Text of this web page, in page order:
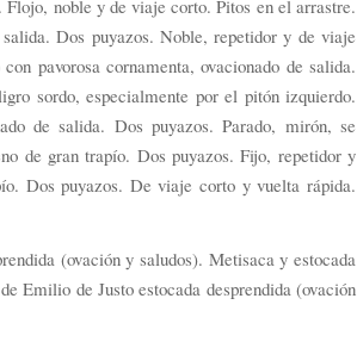
noble y de viaje corto. Pitos en el arrastre.
Dos puyazos. Noble, repetidor y de viaje
pavorosa cornamenta, ovacionado de salida.
sordo, especialmente por el pitón izquierdo.
de salida. Dos puyazos. Parado, mirón, se
de gran trapío. Dos puyazos. Fijo, repetidor y
Dos puyazos. De viaje corto y vuelta rápida.
(ovación y saludos). Metisaca y estocada
Emilio de Justo estocada desprendida (ovación